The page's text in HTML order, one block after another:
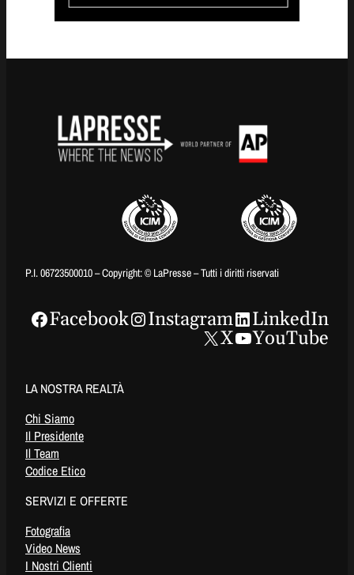
P.I. 06723500010 – Copyright: © LaPresse – Tutti i diritti riservati
Facebook Instagram
LinkedIn
X
YouTube
LA NOSTRA REALTÀ
Chi Siamo
Il Presidente
Il Team
Codice Etico
SERVIZI E OFFERTE
Fotografia
Video News
I Nostri Clienti